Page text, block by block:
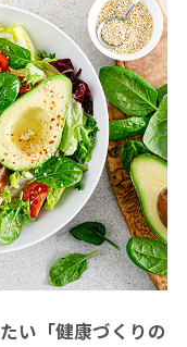
い「健康づくりの